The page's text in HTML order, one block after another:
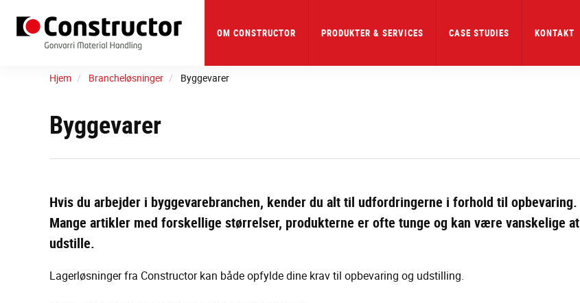
main
OM CONSTRUCTOR PRODUKTER & SERVICES CASE STUDIES KONTAKT
Hjem Brancheløsninger Byggevarer
Byggevarer
Hvis du arbejder i byggevarebranchen, kender du alt til udfordringerne i forhold til opbevaring.
Mange artikler med forskellige størrelser, produkterne er ofte tunge og kan være vanskelige at
udstille.
Lagerløsninger fra Constructor kan både opfylde dine krav til opbevaring og udstilling.